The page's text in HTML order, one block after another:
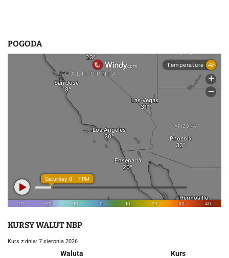
POGODA
KURSY WALUT NBP
Kurs z dnia: 7 sierpnia 2026
Waluta
Kurs